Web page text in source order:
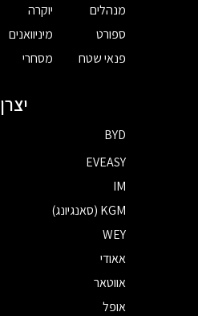
מנהלים
ספורט
פנאי שטח
יוקרה
מיניוואנים
מסחרי
יצרן
BYD
EVEASY
IM
KGM (סאנגיונג)
WEY
אאודי
אווטאר
אופל